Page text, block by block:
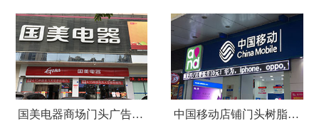
国美电器商场门头广告招牌设计制作安装 中国移动店铺门头树脂发光字招牌